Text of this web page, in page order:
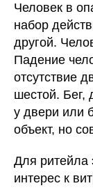
Человек в
набор
другой.
Падение
отсутствие
шестой. Бег,
у двери или
объект, но
Для ритейла
интерес к